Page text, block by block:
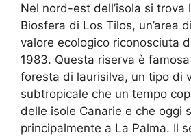
Nel nord-est dell’isola si trova
Biosfera di Los Tilos, un’area
valore ecologico riconosciuta
1983. Questa riserva è
foresta di laurisilva, un tipo di
subtropicale che un tempo
delle isole Canarie e che oggi
principalmente a La Palma. Il